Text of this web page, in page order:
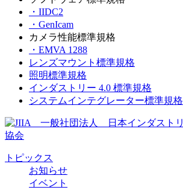
・IIDC2
・GenIcam
カメラ性能標準規格
・EMVA 1288
レンズマウント標準規格
照明標準規格
インダストリー 4.0 標準規格
システムインテグレーター標準規格
トピックス
お知らせ
イベント